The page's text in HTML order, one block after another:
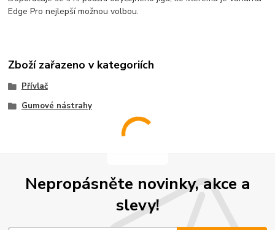
Edge Pro nejlepší možnou volbou.
Zboží zařazeno v kategoriích
Přívlač
Gumové nástrahy
Nepropásněte novinky, akce a
slevy!